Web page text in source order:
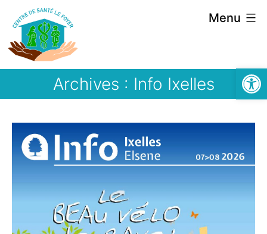
Ouvrir
Aller
au
contenu
Menu
Archives : Info Ixelles